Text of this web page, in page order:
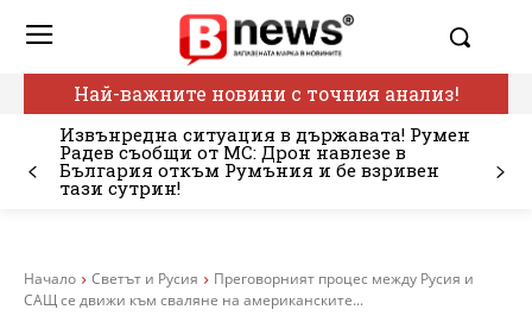
Най-важните новини с точния анализ!
Извънредна ситуация в държавата! Румен
Радев съобщи от МС: Дрон навлезе в
България откъм Румъния и бе взривен
тази сутрин!
Начало Светът и Русия
Преговорният процес между Русия и
САЩ се движи към сваляне на американските...